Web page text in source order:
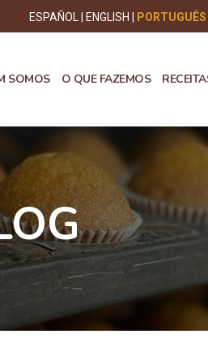
ESPAÑOL ENGLISH PORTUGUÊS
SOMOS O QUE FAZEMOS